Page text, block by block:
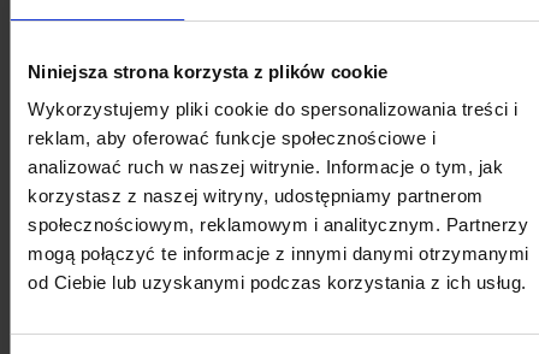
Niniejsza strona korzysta z plików cookie
Wykorzystujemy pliki cookie do spersonalizowania treści i
reklam, aby oferować funkcje społecznościowe i
analizować ruch w naszej witrynie. Informacje o tym, jak
korzystasz z naszej witryny, udostępniamy partnerom
społecznościowym, reklamowym i analitycznym. Partnerzy
mogą połączyć te informacje z innymi danymi otrzymanymi
od Ciebie lub uzyskanymi podczas korzystania z ich usług.
In the beginning, our business activities focused on
and new investments, a company under the full name
P.P.H.U. “NITUS” Piotr Nowak as a manufacturer and
distributor in the sectional doors sector was created.
Read our story